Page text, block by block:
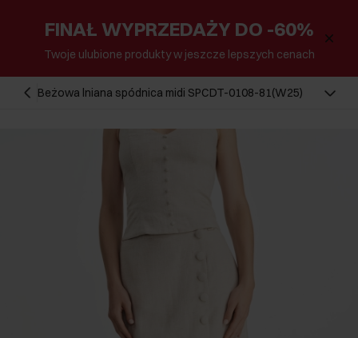
FINAŁ WYPRZEDAŻY DO -60%
Twoje ulubione produkty w jeszcze lepszych cenach
Beżowa lniana spódnica midi SPCDT-0108-81(W25)